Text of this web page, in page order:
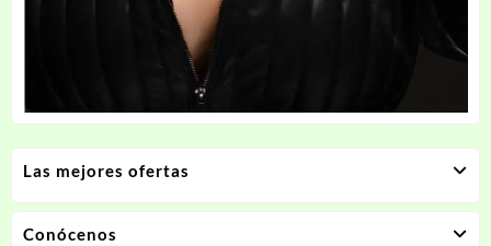
Las mejores ofertas
Conócenos